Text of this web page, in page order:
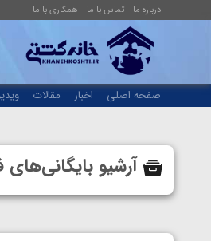
درباره ما تماس با ما همکاری با ما
صفحه اصلی اخبار مقالات
آرشیو